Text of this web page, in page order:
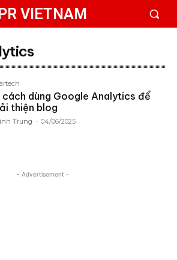
VIETNAM
cách dùng Google Analytics để
thiện blog
Trung - 04/06/2025
- Advertisement -